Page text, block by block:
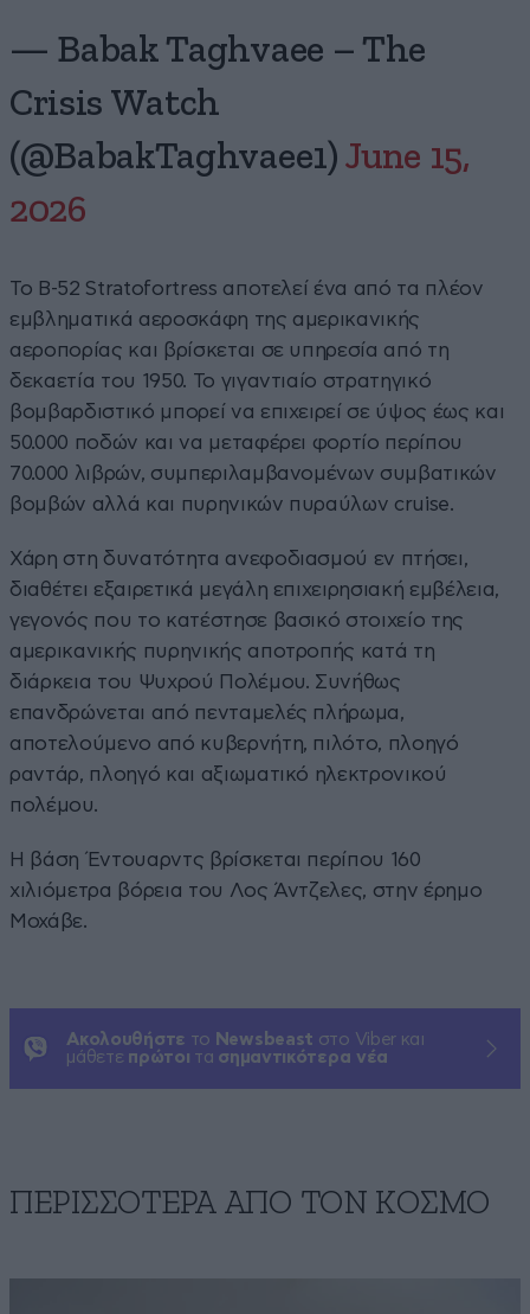
— Babak Taghvaee – The
Crisis Watch
(@BabakTaghvaee1) June 15,
2026
Το B-52 Stratofortress αποτελεί ένα από τα πλέον
εμβληματικά αεροσκάφη της αμερικανικής
αεροπορίας και βρίσκεται σε υπηρεσία από τη
δεκαετία του 1950. Το γιγαντιαίο στρατηγικό
βομβαρδιστικό μπορεί να επιχειρεί σε ύψος έως και
50.000 ποδών και να μεταφέρει φορτίο περίπου
70.000 λιβρών, συμπεριλαμβανομένων συμβατικών
βομβών αλλά και πυρηνικών πυραύλων cruise.
Χάρη στη δυνατότητα ανεφοδιασμού εν πτήσει,
διαθέτει εξαιρετικά μεγάλη επιχειρησιακή εμβέλεια,
γεγονός που το κατέστησε βασικό στοιχείο της
αμερικανικής πυρηνικής αποτροπής κατά τη
διάρκεια του Ψυχρού Πολέμου. Συνήθως
επανδρώνεται από πενταμελές πλήρωμα,
αποτελούμενο από κυβερνήτη, πιλότο, πλοηγό
ραντάρ, πλοηγό και αξιωματικό ηλεκτρονικού
πολέμου.
Η βάση Έντουαρντς βρίσκεται περίπου 160
χιλιόμετρα βόρεια του Λος Άντζελες, στην έρημο
Μοχάβε.
Ακολουθήστε το Newsbeast στο Viber και
μάθετε πρώτοι τα σημαντικότερα νέα
ΠΕΡΙΣΣΟΤΕΡΑ ΑΠΟ ΤΟΝ ΚΟΣΜΟ